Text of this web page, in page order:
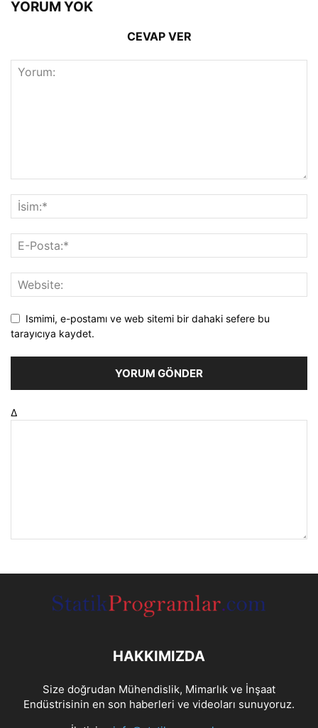
YORUM YOK
CEVAP VER
Ismimi, e-postamı ve web sitemi bir dahaki sefere bu
tarayıcıya kaydet.
Δ
HAKKIMIZDA
Size doğrudan Mühendislik, Mimarlık ve İnşaat
Endüstrisinin en son haberleri ve videoları sunuyoruz.